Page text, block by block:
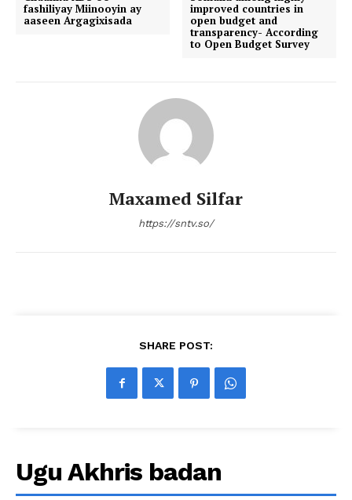
fashiliyay Miinooyin ay
aaseen Argagixisada
improved countries in
open budget and
transparency- According
to Open Budget Survey
Maxamed Silfar
https://sntv.so/
SHARE POST:
Ugu Akhris badan